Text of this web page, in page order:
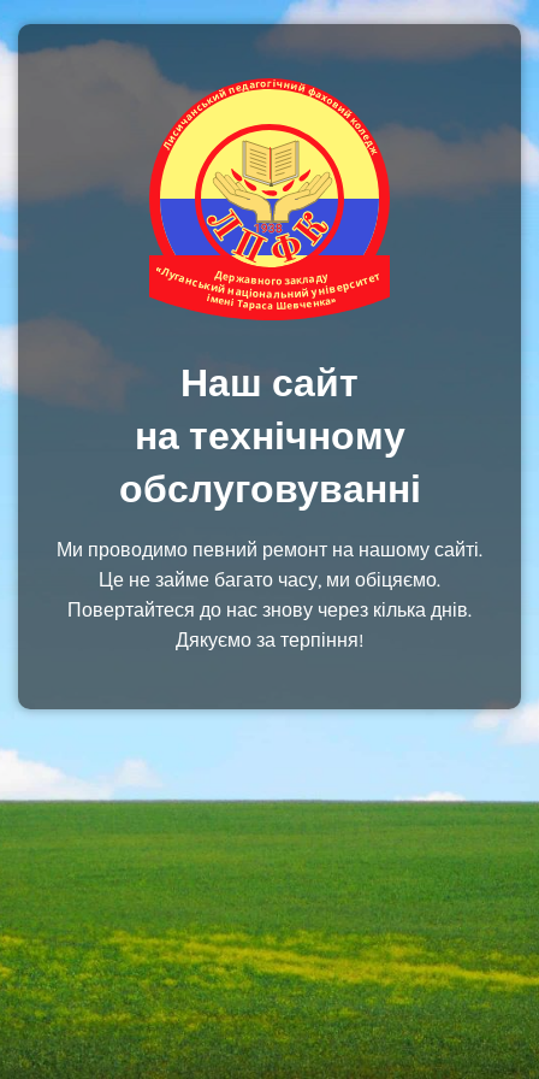
Наш сайт
на технічному
обслуговуванні
Ми проводимо певний ремонт на нашому сайті.
Це не займе багато часу, ми обіцяємо.
Повертайтеся до нас знову через кілька днів.
Дякуємо за терпіння!